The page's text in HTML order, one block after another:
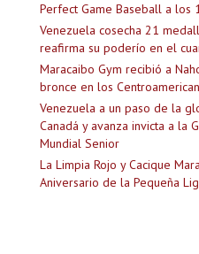
Perfect Game Baseball a los
Venezuela cosecha 21
reafirma su poderío en el
Maracaibo Gym recibió a
bronce en los
Venezuela a un paso de la
Canadá y avanza invicta a la
Mundial Senior
La Limpia Rojo y Cacique
Aniversario de la Pequeña